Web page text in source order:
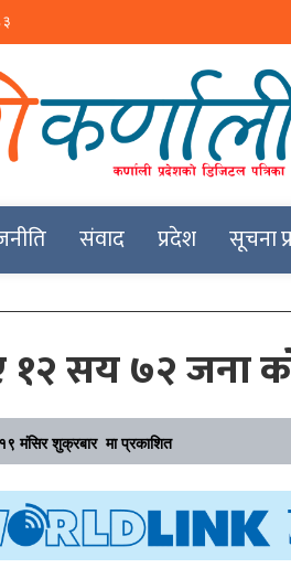
संवाद प्रदेश सूचना
१२ सय ७२ जना
मंसिर शुक्रबार मा प्रकाशित